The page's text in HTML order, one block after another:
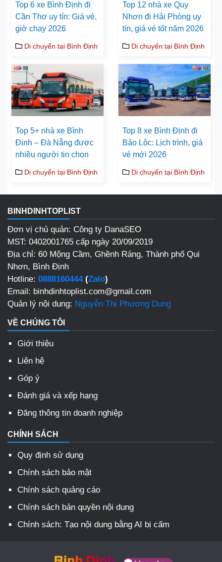
Top 6 xe Bình Định đi
Cần Thơ uy tín: Giá vé,
giờ chạy 2026
Di chuyển tại Bình Định
Top 12 nhà xe Quy
Nhơn đi Hải Phòng uy
tín, giá vé tốt năm 2026
Di chuyển tại Bình Định
Top 5+ nhà xe Bình
Định – Đà Nẵng được
nhiều người tin chọn
Di chuyển tại Bình Định
Top 8 xe Bình Định đi
Bảo Lộc: Lịch trình, giá
vé mới 2026
Di chuyển tại Bình Định
BINHDINHTOPLIST
Đơn vị chủ quản: Công ty DanaSEO
MST: 0402001765 cấp ngày 20/09/2019
Địa chỉ: 60 Mộng Cầm, Ghềnh Ráng, Thành phố Qui
Nhơn, Bình Định
Hotline: 0888160444(Zalo)
Email: binhdinhtoplist.com@gmail.com
Quản lý nội dung: Nguyễn Thị Phương Dung
VỀ CHÚNG TÔI
Giới thiệu
Liên hệ
Góp ý
Đánh giá và xếp hạng
Đăng thông tin doanh nghiệp
CHÍNH SÁCH
Quy định sử dụng
Chính sách bảo mật
Chính sách quảng cáo
Chính sách bản quyền nội dung
Chính sách: Tạo nội dung bằng AI bị cấm